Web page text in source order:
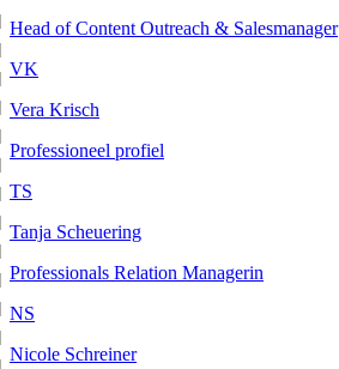
Head of Content Outreach & Salesmanager
VK
Vera Krisch
Professioneel profiel
TS
Tanja Scheuering
Professionals Relation Managerin
NS
Nicole Schreiner